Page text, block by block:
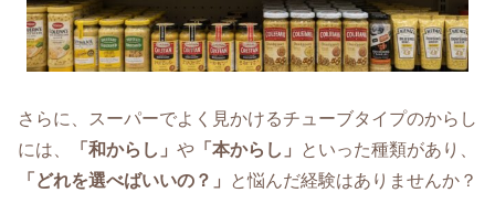
さらに、スーパーでよく見かけるチューブタイプのからし
には、
「和からし」 や 「本からし」
といった種類があり、
「どれを選べばいいの？」
と悩んだ経験はありませんか？